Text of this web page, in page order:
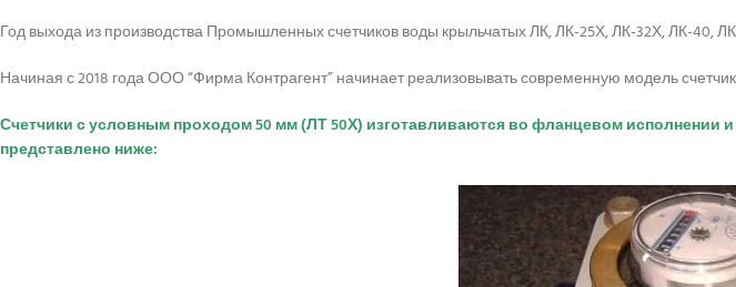
Год выхода из производства Промышленных счетчиков воды крыльчатых ЛК, ЛК-25Х, ЛК-32Х, ЛК-40,
Начиная с 2018 года ООО “Фирма Контрагент” начинает реализовывать современную модель
Счетчики с условным проходом 50 мм (ЛТ 50Х) изготавливаются во фланцевом исполнении и
представлено ниже: